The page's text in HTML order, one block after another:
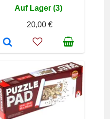
Auf Lager (3)
20,00 €